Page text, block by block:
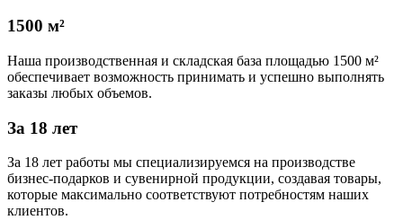
1500 м²
Наша производственная и складская база площадью 1500 м²
обеспечивает возможность принимать и успешно выполнять
заказы любых объемов.
За 18 лет
За 18 лет работы мы специализируемся на производстве
бизнес-подарков и сувенирной продукции, создавая товары,
которые максимально соответствуют потребностям наших
клиентов.